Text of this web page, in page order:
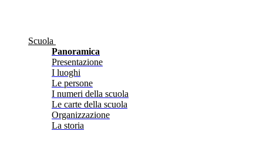
Scuola
Panoramica
Presentazione
I luoghi
Le persone
I numeri della scuola
Le carte della scuola
Organizzazione
La storia